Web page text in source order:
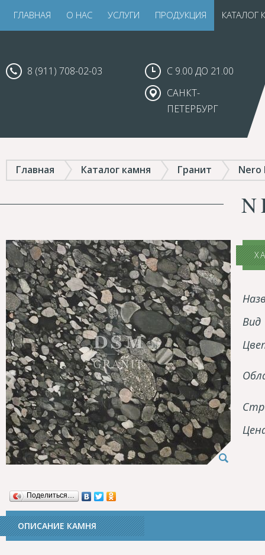
ГЛАВНАЯ О НАС УСЛУГИ ПРОДУКЦИЯ КАТАЛОГ
8 (911) 708-02-03
С 9.00 ДО 21.00
САНКТ-
ПЕТЕРБУРГ
Главная Каталог камня Гранит Nero
Вид
Поделиться…
ОПИСАНИЕ КАМНЯ